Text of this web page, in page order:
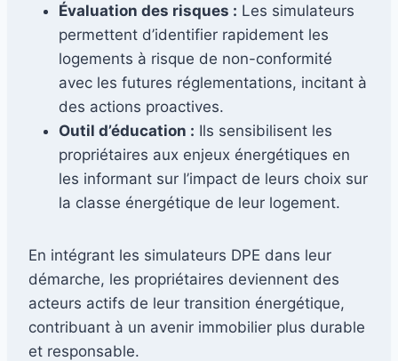
Évaluation des risques : Les simulateurs
permettent d’identifier rapidement les
logements à risque de non-conformité
avec les futures réglementations, incitant à
des actions proactives.
Outil d’éducation : Ils sensibilisent les
propriétaires aux enjeux énergétiques en
les informant sur l’impact de leurs choix sur
la classe énergétique de leur logement.
En intégrant les simulateurs DPE dans leur
démarche, les propriétaires deviennent des
acteurs actifs de leur transition énergétique,
contribuant à un avenir immobilier plus durable
et responsable.